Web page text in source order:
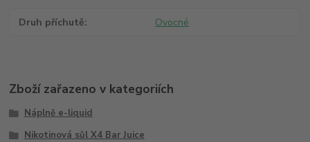
Druh příchutě Ovocné
Zboží zařazeno v kategoriích
Náplně e-liquid
Nikotinová sůl X4 Bar Juice